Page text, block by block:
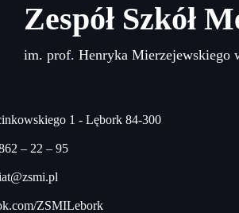
Zespół Szkół
im. prof. Henryka Mierzejewskiego
1 - Lębork 84-300
– 22 – 95
ZSMILebork